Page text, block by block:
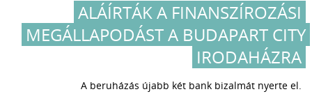
ALÁÍRTÁK A FINANSZÍROZÁSI
MEGÁLLAPODÁST A BUDAPART CITY
IRODAHÁZRA
A beruházás újabb két bank bizalmát nyerte el.